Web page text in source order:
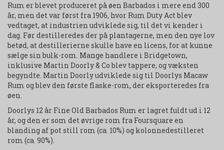
Rum er blevet produceret på øen Barbados i mere end 300
år, men det var først fra 1906, hvor Rum Duty Act blev
vedtaget, at industrien udviklede sig, til det vi kender i
dag. Før destilleredes der på plantagerne, men den nye lov
betød, at destillerierne skulle have en licens, for at kunne
sælge sin bulk-rom. Mange handlere i Bridgetown,
inklusive Martin Doorly & Co blev tappere, og væksten
begyndte. Martin Doorly udviklede sig til Doorlys Macaw
Rum og blev den første flaske-rom, der eksporteredes fra
øen.
Doorlys 12 år Fine Old Barbados Rum er lagret fuldt ud i 12
år, og den er som det øvrige rom fra Foursquare en
blanding af pot still rom (ca. 10%) og kolonnedestilleret
rom (ca. 90%).